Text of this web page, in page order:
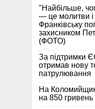
"Найбільше,
— це молитви і
Франківську
захисником
(ФОТО)
За підтримки
отримав нову
патрулювання
На
на 850 гривень